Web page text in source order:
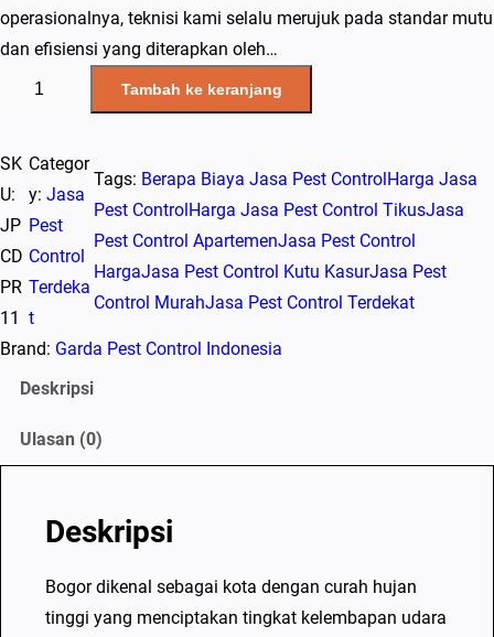
operasionalnya, teknisi kami selalu merujuk pada standar mutu
dan efisiensi yang diterapkan oleh…
n
t
i
t
a
s
J
Tambah ke keranjang
SK
U:
JP
CD
PR
11
Categor
y:Jasa
Pest
Control
Terdeka
t
Tags: Berapa Biaya Jasa Pest Control Harga Jasa
Pest Control Harga Jasa Pest Control TikusJasa
Pest Control ApartemenJasa Pest Control
HargaJasa Pest Control Kutu KasurJasa Pest
Control MurahJasa Pest Control Terdekat
Brand: Garda Pest Control Indonesia
Deskripsi
Ulasan (0)
Deskripsi
Bogor dikenal sebagai kota dengan curah hujan
tinggi yang menciptakan tingkat kelembapan udara